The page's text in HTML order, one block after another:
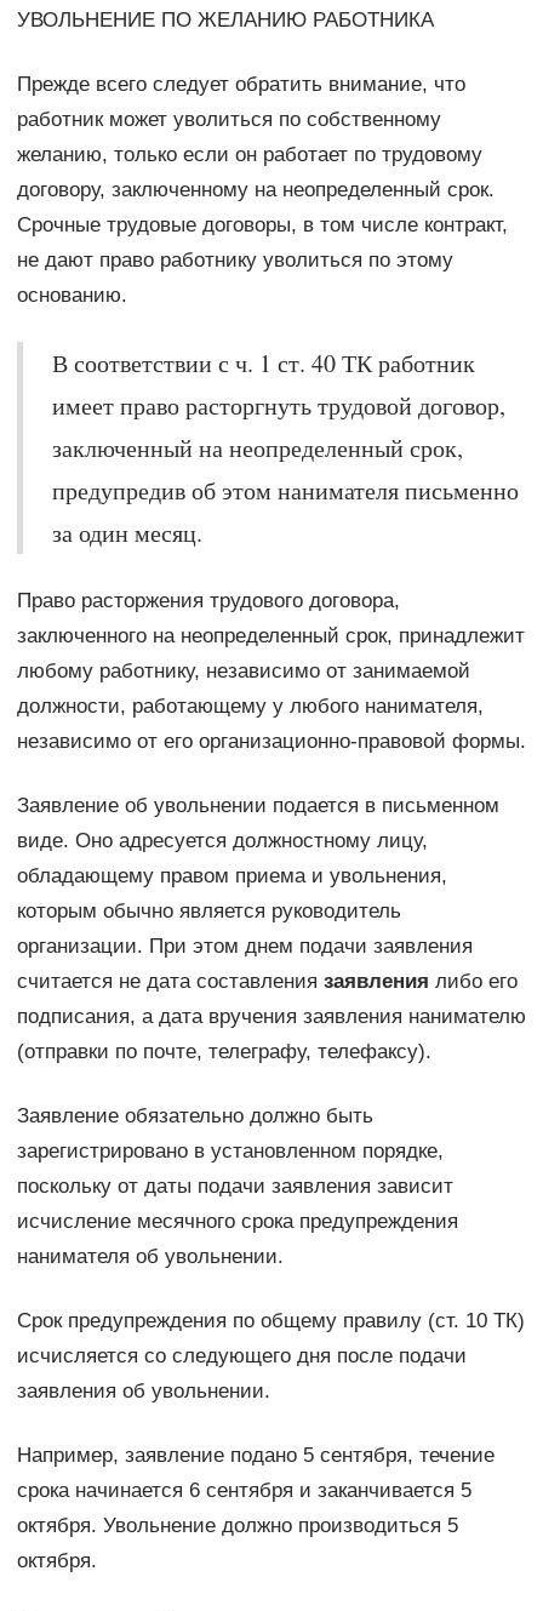
УВОЛЬНЕНИЕ ПО ЖЕЛАНИЮ РАБОТНИКА
Прежде всего следует обратить внимание, что
работник может уволиться по собственному
желанию, только если он работает по трудовому
договору, заключенному на неопределенный срок.
Срочные трудовые договоры, в том числе контракт,
не дают право работнику уволиться по этому
основанию.
В соответствии с ч. 1 ст. 40 ТК работник
имеет право расторгнуть трудовой договор,
заключенный на неопределенный срок,
предупредив об этом нанимателя письменно
за один месяц.
Право расторжения трудового договора,
заключенного на неопределенный срок, принадлежит
любому работнику, независимо от занимаемой
должности, работающему у любого нанимателя,
независимо от его организационно-правовой формы.
Заявление об увольнении подается в письменном
виде. Оно адресуется должностному лицу,
обладающему правом приема и увольнения,
которым обычно является руководитель
организации. При этом днем подачи заявления
считается не дата составления заявления либо его
подписания, а дата вручения заявления нанимателю
(отправки по почте, телеграфу, телефаксу).
Заявление обязательно должно быть
зарегистрировано в установленном порядке,
поскольку от даты подачи заявления зависит
исчисление месячного срока предупреждения
нанимателя об увольнении.
Срок предупреждения по общему правилу (ст. 10 ТК)
исчисляется со следующего дня после подачи
заявления об увольнении.
Например, заявление подано 5 сентября, течение
срока начинается 6 сентября и заканчивается 5
октября. Увольнение должно производиться 5
октября.